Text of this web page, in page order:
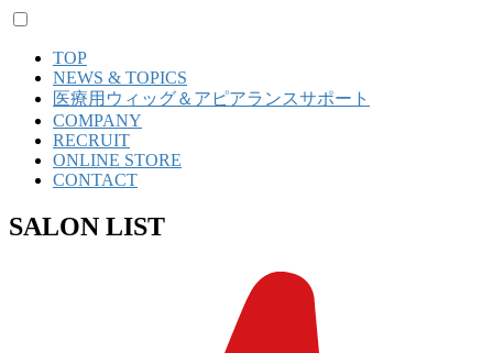
TOP
NEWS & TOPICS
医療用ウィッグ＆アピアランスサポート
COMPANY
RECRUIT
ONLINE STORE
CONTACT
SALON LIST